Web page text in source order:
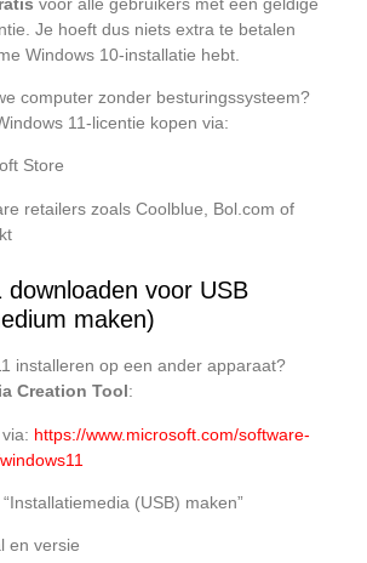
Je hoeft dus niets extra te betalen
Windows 10-installatie hebt.
computer zonder besturingssysteem?
11-licentie kopen via:
Store
retailers zoals Coolblue, Bol.com of
downloaden voor USB
maken)
installeren op een ander apparaat?
Creation Tool:
https://www.microsoft.com/software-
(USB) maken”
en versie